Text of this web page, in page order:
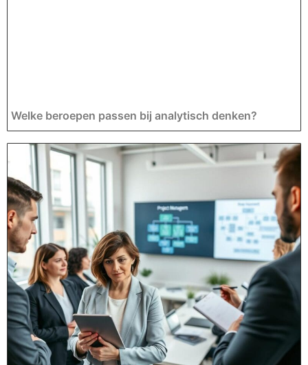
Welke beroepen passen bij analytisch denken?